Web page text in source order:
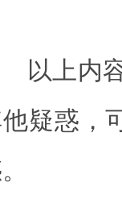
上内容
疑惑，